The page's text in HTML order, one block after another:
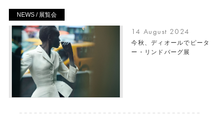
NEWS / 展覧会
14 August 2024
今秋、ディオールでピータ
ー・リンドバーグ展